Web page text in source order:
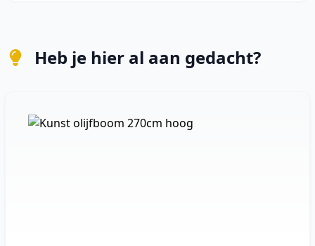
Heb je hier al aan gedacht?